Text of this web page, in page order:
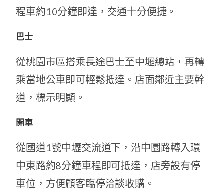
程車約10分鐘即達，交通十分便捷。
巴士
從桃園市區搭乘長途巴士至中壢總站，再轉
乘當地公車即可輕鬆抵達。店面鄰近主要幹
道，標示明顯。
開車
從國道1號中壢交流道下，沿中園路轉入環
中東路約8分鐘車程即可抵達，店旁設有停
車位，方便顧客臨停洽談收購。